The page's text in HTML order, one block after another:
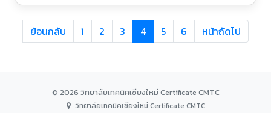
ย้อนกลับ 1 2 3 4 5 6 หน้าถัดไป
© 2026 วิทยาลัยเทคนิคเชียงใหม่ Certificate CMTC
วิทยาลัยเทคนิคเชียงใหม่ Certificate CMTC